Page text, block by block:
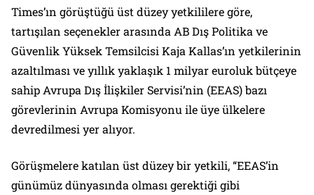
Times’ın görüştüğü üst düzey yetkililere göre,
tartışılan seçenekler arasında AB Dış Politika ve
Güvenlik Yüksek Temsilcisi Kaja Kallas’ın yetkilerinin
azaltılması ve yıllık yaklaşık 1 milyar euroluk bütçeye
sahip Avrupa Dış İlişkiler Servisi’nin (EEAS) bazı
görevlerinin Avrupa Komisyonu ile üye ülkelere
devredilmesi yer alıyor.
Görüşmelere katılan üst düzey bir yetkili, “EEAS’in
günümüz dünyasında olması gerektiği gibi